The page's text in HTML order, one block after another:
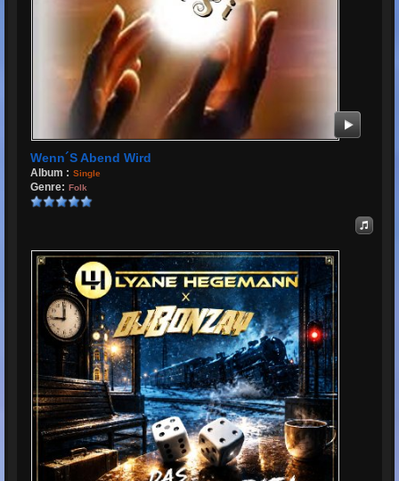
Wenn´s Abend Wird
Album : Single
Genre: Folk